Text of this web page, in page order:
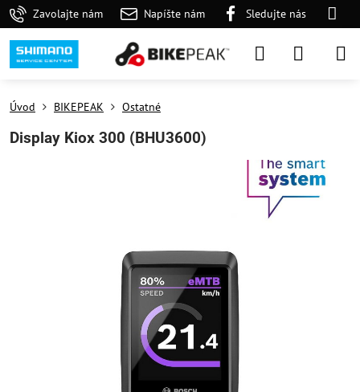
Zavolajte nám Napíšte nám Sledujte nás
Úvod BIKEPEAK Ostatné
Display Kiox 300 (BHU3600)